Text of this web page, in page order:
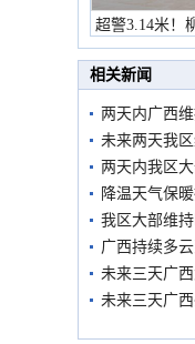
超警3.14米！
市民
相关新闻
两天内广西
未来两天我
两天内我区
降温天气保
我区大部维
广西持续多
未来三天广
未来三天广